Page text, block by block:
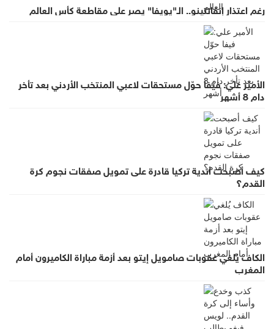
رغم اعتذار إنفانتينو.. الـ"يويفا" يصر على مقاطعة كأس العالم
الأمير علي: فيفا حوّل مستحقات لاعبي المنتخب الأردني بعد تأخر
دام 8 أشهر
كيف أصبحت أندية تركيا قادرة على تمويل صفقات نجوم كرة
القدم؟
الكاف يُلغي عقوبات صامويل إيتو بعد أزمة مباراة الكاميرون أمام
المغرب